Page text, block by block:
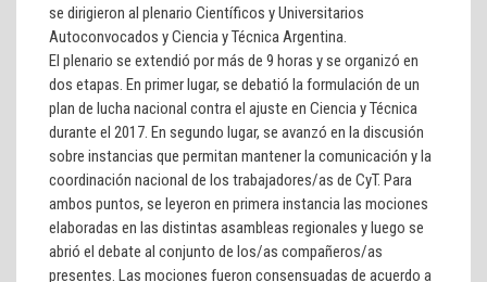
se dirigieron al plenario Científicos y Universitarios
Autoconvocados yCiencia y Técnica Argentina
El plenario se extendió por más de 9 horas y se organizó en
dos etapas. En primer lugar, se debatió la formulación de un
plan de lucha nacional contra el ajuste en Ciencia y Técnica
durante el 2017. En segundo lugar, se avanzó en la discusión
sobre instancias que permitan mantener la comunicación y la
coordinación nacional de los trabajadores/as de CyT. Para
ambos puntos, se leyeron en primera instancia las mociones
elaboradas en las distintas asambleas regionales y luego se
abrió el debate al conjunto de los/as compañeros/as
presentes. Las mociones fueron consensuadas de acuerdo a